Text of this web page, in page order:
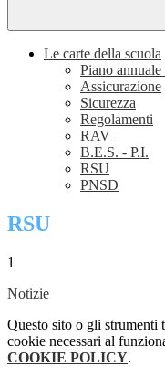
Le carte della scuola
Piano
Assicurazione
Sicurezza
Regolamenti
RAV
B.E.S. - P.I.
RSU
PNSD
RSU
1
Notizie
Questo sito o gli strumenti
cookie necessari al
COOKIE POLICY.